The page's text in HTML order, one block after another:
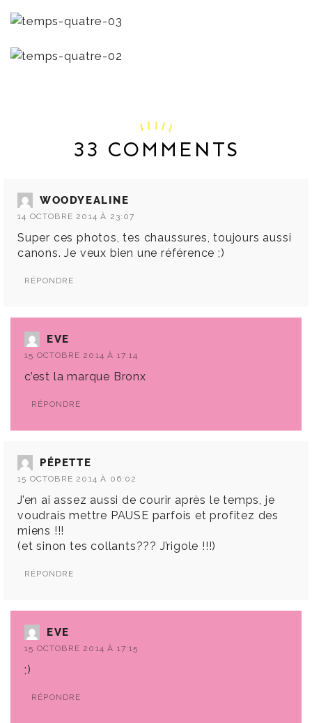
33 COMMENTS
WOODYEALINE
14 OCTOBRE 2014 À 23:07
Super ces photos, tes chaussures, toujours aussi
canons. Je veux bien une référence ;)
RÉPONDRE
EVE
15 OCTOBRE 2014 À 17:14
c’est la marque Bronx
RÉPONDRE
PÉPETTE
15 OCTOBRE 2014 À 06:02
J’en ai assez aussi de courir après le temps, je
voudrais mettre PAUSE parfois et profitez des
miens !!!
(et sinon tes collants??? J’rigole !!!)
RÉPONDRE
EVE
15 OCTOBRE 2014 À 17:15
;)
RÉPONDRE